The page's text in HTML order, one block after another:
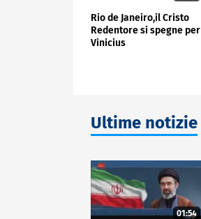
Rio de Janeiro,il Cristo
Redentore si spegne per
Vinicius
Ultime notizie
01:54